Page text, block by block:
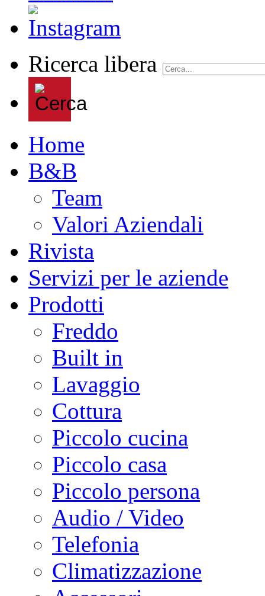
Ricerca libera
Home
B&B
Team
Valori Aziendali
Rivista
Servizi per le aziende
Prodotti
Freddo
Built in
Lavaggio
Cottura
Piccolo cucina
Piccolo casa
Piccolo persona
Audio / Video
Telefonia
Climatizzazione